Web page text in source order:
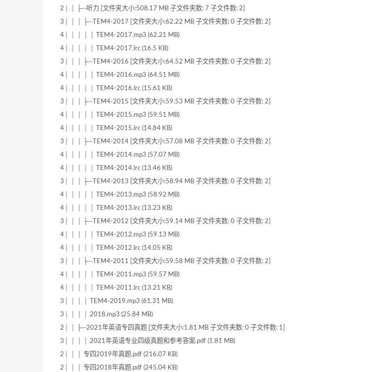
2│ │ ├─听力 [文件夹大小:508.17 MB 子文件夹数: 7 子文件数: 2]
3│ │ │ ├─TEM4-2017 [文件夹大小:62.22 MB 子文件夹数: 0 子文件数: 2]
4│ │ │ │ │ TEM4-2017.mp3 (62.21 MB)
4│ │ │ │ │ TEM4-2017.lrc (16.5 KB)
3│ │ │ ├─TEM4-2016 [文件夹大小:64.52 MB 子文件夹数: 0 子文件数: 2]
4│ │ │ │ │ TEM4-2016.mp3 (64.51 MB)
4│ │ │ │ │ TEM4-2016.lrc (15.61 KB)
3│ │ │ ├─TEM4-2015 [文件夹大小:59.53 MB 子文件夹数: 0 子文件数: 2]
4│ │ │ │ │ TEM4-2015.mp3 (59.51 MB)
4│ │ │ │ │ TEM4-2015.lrc (14.84 KB)
3│ │ │ ├─TEM4-2014 [文件夹大小:57.08 MB 子文件夹数: 0 子文件数: 2]
4│ │ │ │ │ TEM4-2014.mp3 (57.07 MB)
4│ │ │ │ │ TEM4-2014.lrc (13.46 KB)
3│ │ │ ├─TEM4-2013 [文件夹大小:58.94 MB 子文件夹数: 0 子文件数: 2]
4│ │ │ │ │ TEM4-2013.mp3 (58.92 MB)
4│ │ │ │ │ TEM4-2013.lrc (13.23 KB)
3│ │ │ ├─TEM4-2012 [文件夹大小:59.14 MB 子文件夹数: 0 子文件数: 2]
4│ │ │ │ │ TEM4-2012.mp3 (59.13 MB)
4│ │ │ │ │ TEM4-2012.lrc (14.05 KB)
3│ │ │ ├─TEM4-2011 [文件夹大小:59.58 MB 子文件夹数: 0 子文件数: 2]
4│ │ │ │ │ TEM4-2011.mp3 (59.57 MB)
4│ │ │ │ │ TEM4-2011.lrc (13.21 KB)
3│ │ │ │ TEM4-2019.mp3 (61.31 MB)
3│ │ │ │ 2018.mp3 (25.84 MB)
2│ │ ├─2021年英语专四真题 [文件夹大小:1.81 MB 子文件夹数: 0 子文件数: 1]
3│ │ │ │ 2021年英语专业四级真题和参考答案.pdf (1.81 MB)
2│ │ │ 专四2019年真题.pdf (216.07 KB)
2│ │ │ 专四2018年真题.pdf (245.04 KB)